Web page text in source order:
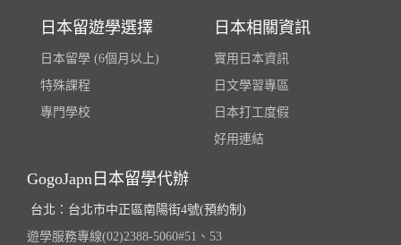
日本留遊學選擇
日本留學 (6個月以上)
特殊課程
專門學校
日本相關資訊
實用日本資訊
日文學習專區
日本打工度假
好用連結
GogoJapn日本留學代辦
台北：台北市中正區南陽街4號(預約制)
遊學服務專線(02)2388-5060#51、53